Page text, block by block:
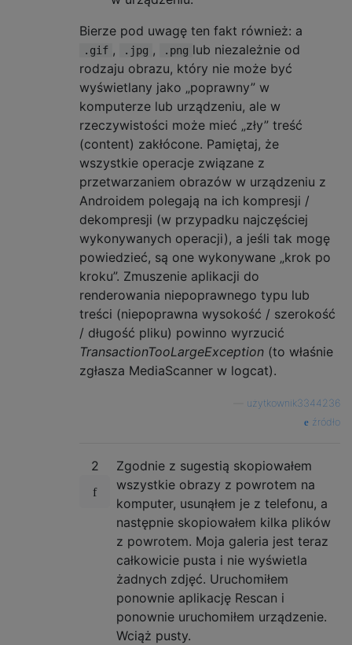
Bierze pod uwagę ten fakt również: a
.gif , .jpg , .png lub niezależnie od
rodzaju obrazu, który nie może być
wyświetlany jako „poprawny” w
komputerze lub urządzeniu, ale w
rzeczywistości może mieć „zły” treść
(content) zakłócone. Pamiętaj, że
wszystkie operacje związane z
przetwarzaniem obrazów w urządzeniu z
Androidem polegają na ich kompresji /
dekompresji (w przypadku najczęściej
wykonywanych operacji), a jeśli tak mogę
powiedzieć, są one wykonywane „krok po
kroku”. Zmuszenie aplikacji do
renderowania niepoprawnego typu lub
treści (niepoprawna wysokość / szerokość
/ długość pliku) powinno wyrzucić
TransactionTooLargeException (to właśnie
zgłasza MediaScanner w logcat).
użytkownik3344236
źródło
2
Zgodnie z sugestią skopiowałem
wszystkie obrazy z powrotem na
komputer, usunąłem je z telefonu, a
następnie skopiowałem kilka plików
z powrotem. Moja galeria jest teraz
całkowicie pusta i nie wyświetla
żadnych zdjęć. Uruchomiłem
ponownie aplikację Rescan i
ponownie uruchomiłem urządzenie.
Wciąż pusty.